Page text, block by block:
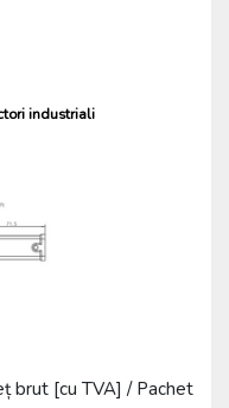
industriali
brut [cu TVA] / Pachet